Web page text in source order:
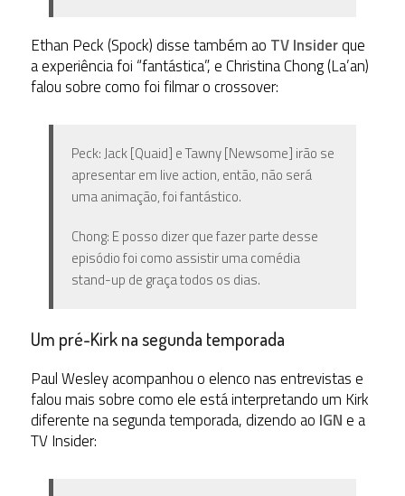
Ethan Peck (Spock) disse também ao TV Insiderque
a experiência foi “fantástica”, e Christina Chong (La’an)
falou sobre como foi filmar o crossover:
Peck: Jack [Quaid] e Tawny [Newsome] irão se
apresentar em live action, então, não será
uma animação, foi fantástico.
Chong: E posso dizer que fazer parte desse
episódio foi como assistir uma comédia
stand-up de graça todos os dias.
Um pré-Kirk na segunda temporada
Paul Wesley acompanhou o elenco nas entrevistas e
falou mais sobre como ele está interpretando um Kirk
diferente na segunda temporada, dizendo ao IGNe a
TV Insider: